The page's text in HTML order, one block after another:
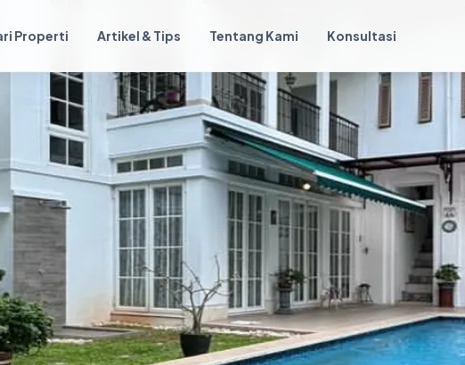
Properti Artikel & Tips Tentang Kami Konsultasi